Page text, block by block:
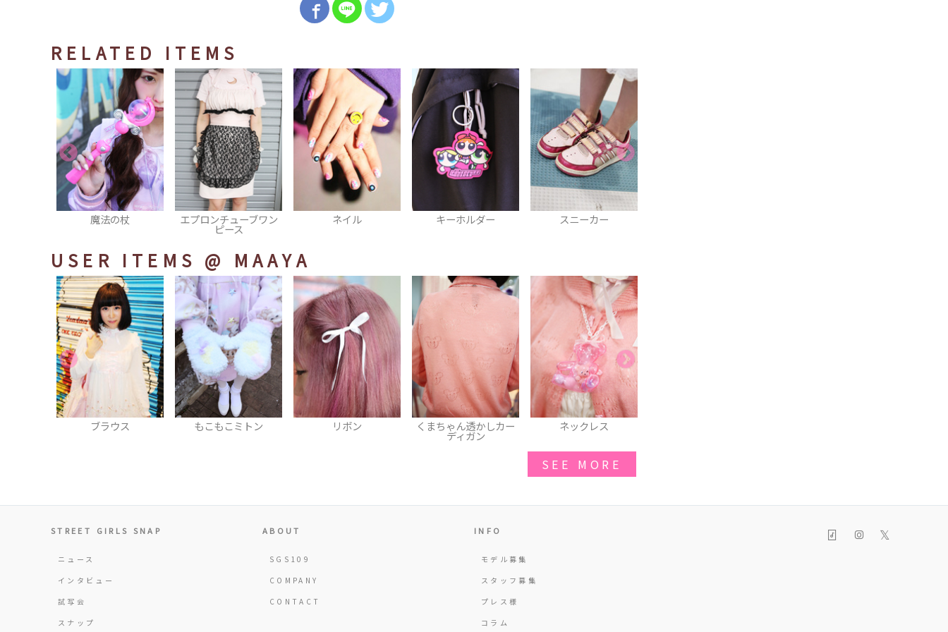
RELATED ITEMS
エプロンチューブワン
ピース
ネイル キーホルダー スニーカー ショルダーポーチ
USER ITEMS @ MAAYA
もこもこミトン リボン くまちゃん透かしカー
ディガン
ネックレス カーディガン
SEE MORE
STREET GIRLS SNAP
ニュース
インタビュー
試写会
スナップ
ABOUT
SGS109
COMPANY
CONTACT
INFO
モデル募集
スタッフ募集
プレス様
コラム
𝕏